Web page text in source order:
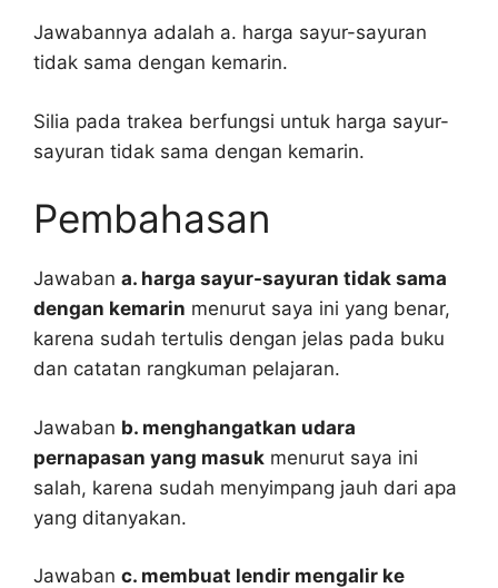
Jawabannya adalah a. harga sayur-sayuran
tidak sama dengan kemarin.
Silia pada trakea berfungsi untuk harga sayur-
sayuran tidak sama dengan kemarin.
Pembahasan
Jawaban a. harga sayur-sayuran tidak sama
dengan kemarin menurut saya ini yang benar,
karena sudah tertulis dengan jelas pada buku
dan catatan rangkuman pelajaran.
Jawaban b. menghangatkan udara
pernapasan yang masuk menurut saya ini
salah, karena sudah menyimpang jauh dari apa
yang ditanyakan.
Jawaban c. membuat lendir mengalir ke